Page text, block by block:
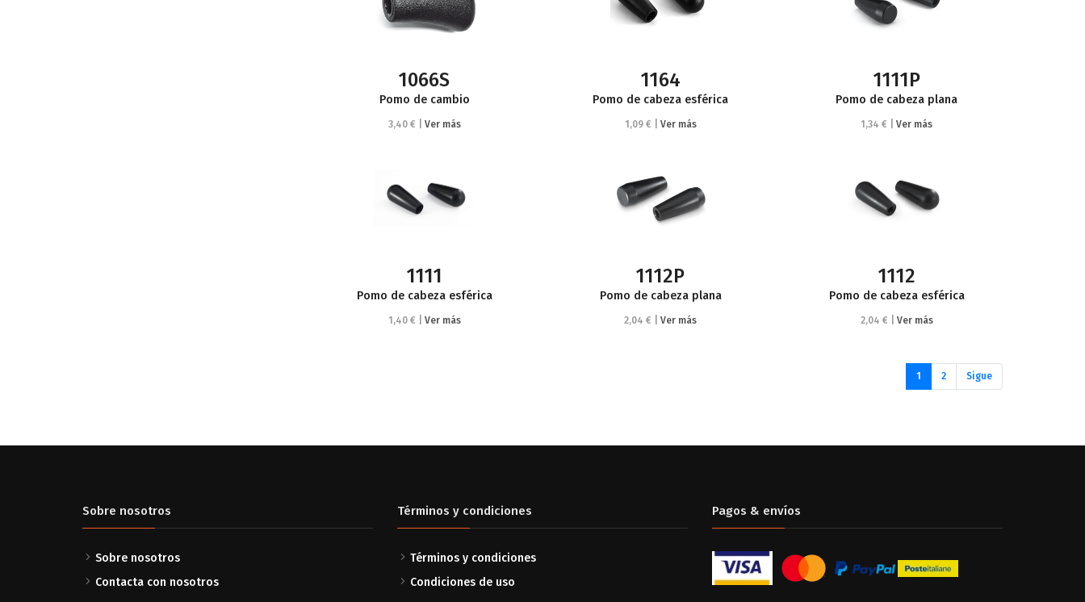
1066S
Pomo de cambio
3,40 € | Ver más
1164
Pomo de cabeza esférica
1,09 € | Ver más
1111P
Pomo de cabeza plana
1,34 € | Ver más
1111
Pomo de cabeza esférica
1,40 € | Ver más
1112P
Pomo de cabeza plana
2,04 € | Ver más
1112
Pomo de cabeza esférica
2,04 € | Ver más
1 (current)
2 Sigue
Sobre nosotros
Sobre nosotros
Contacta con nosotros
Términos y condiciones
Términos y condiciones
Condiciones de uso
Pagos & envíos